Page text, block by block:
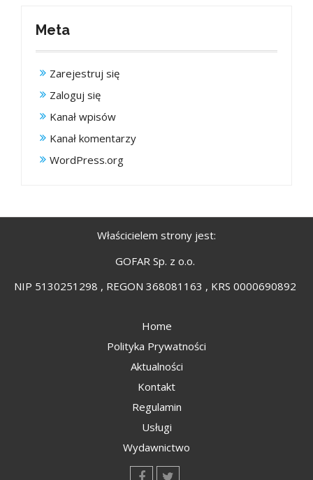
Meta
Zarejestruj się
Zaloguj się
Kanał wpisów
Kanał komentarzy
WordPress.org
Właścicielem strony jest:
GOFAR Sp. z o.o.
NIP 5130251298 , REGON 368081163 , KRS 0000690892
Home
Polityka Prywatności
Aktualności
Kontakt
Regulamin
Usługi
Wydawnictwo